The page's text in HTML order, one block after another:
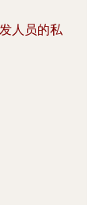
人员的私